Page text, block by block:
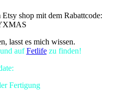
shop mit dem Rabattcode:
lasst es mich wissen.
aufFetlifezu finden!
Fertigung